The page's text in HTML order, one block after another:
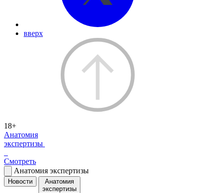
вверх
18+
Анатомия
экспертизы
Смотреть
Анатомия экспертизы
Новости
Анатомия
экспертизы